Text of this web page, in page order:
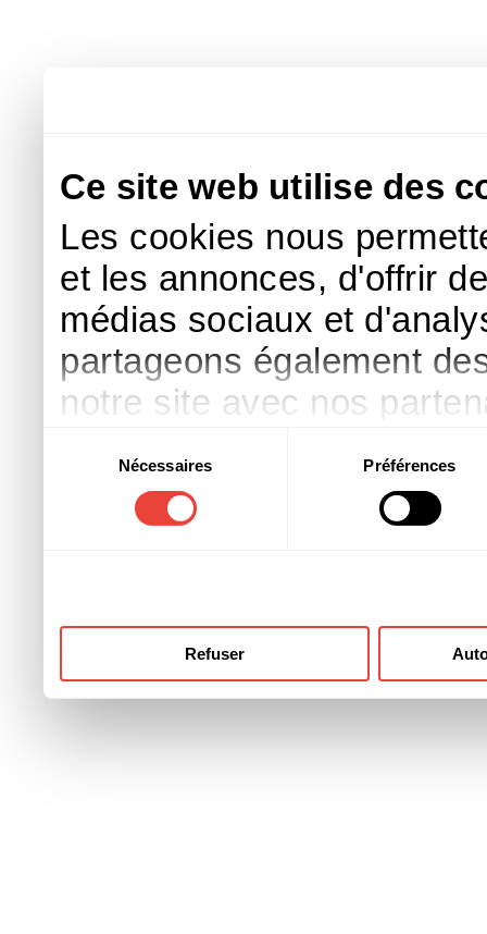
Ce site web utilise des
Les cookies nous
et les annonces, d'offrir
médias sociaux et
partageons également
notre site avec nos
d'autres informations
ont collectées lors de
consentement
Nécessaires Préférences
Refuser